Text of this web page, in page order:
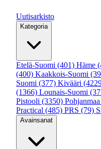
Uutisarkisto
Kategoria
Etelä-Suomi (401) Häme
(400) Kaakkois-Suomi
Suomi (377) Kivääri
(1366) Lounais-Suomi
Pistooli (3350) Pohjanmaa
Practical (485) PRS (79)
Avainsanat